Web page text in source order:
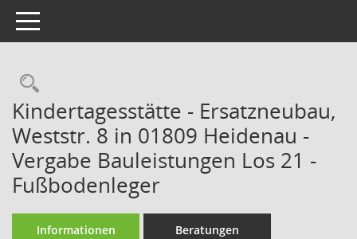
Toggle navigation
Rechercheauswahl
Kindertagesstätte - Ersatzneubau,
Weststr. 8 in 01809 Heidenau -
Vergabe Bauleistungen Los 21 -
Fußbodenleger
Informationen Beratungen